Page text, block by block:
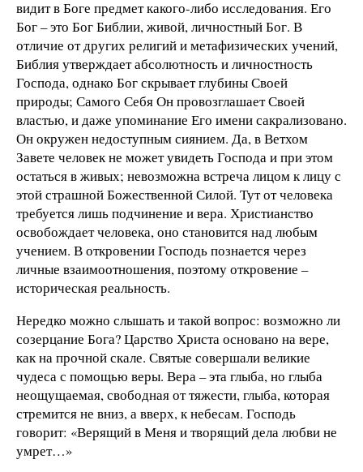
видит в Боге предмет какого-либо исследования. Его
Бог – это Бог Библии, живой, личностный Бог. В
отличие от других религий и метафизических учений,
Библия утверждает абсолютность и личностность
Господа, однако Бог скрывает глубины Своей
природы; Самого Себя Он провозглашает Своей
властью, и даже упоминание Его имени сакрализовано.
Он окружен недоступным сиянием. Да, в Ветхом
Завете человек не может увидеть Господа и при этом
остаться в живых; невозможна встреча лицом к лицу с
этой страшной Божественной Силой. Тут от человека
требуется лишь подчинение и вера. Христианство
освобождает человека, оно становится над любым
учением. В откровении Господь познается через
личные взаимоотношения, поэтому откровение –
историческая реальность.
Нередко можно слышать и такой вопрос: возможно ли
созерцание Бога? Царство Христа основано на вере,
как на прочной скале. Святые совершали великие
чудеса с помощью веры. Вера – эта глыба, но глыба
неощущаемая, свободная от тяжести, глыба, которая
стремится не вниз, а вверх, к небесам. Господь
говорит: «Верящий в Меня и творящий дела любви не
умрет…»